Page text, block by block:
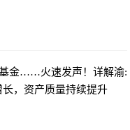
金……火速发声！ 详解渝:
，资产质量持续提升